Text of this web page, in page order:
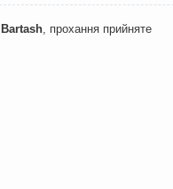
Bartash, прохання прийняте